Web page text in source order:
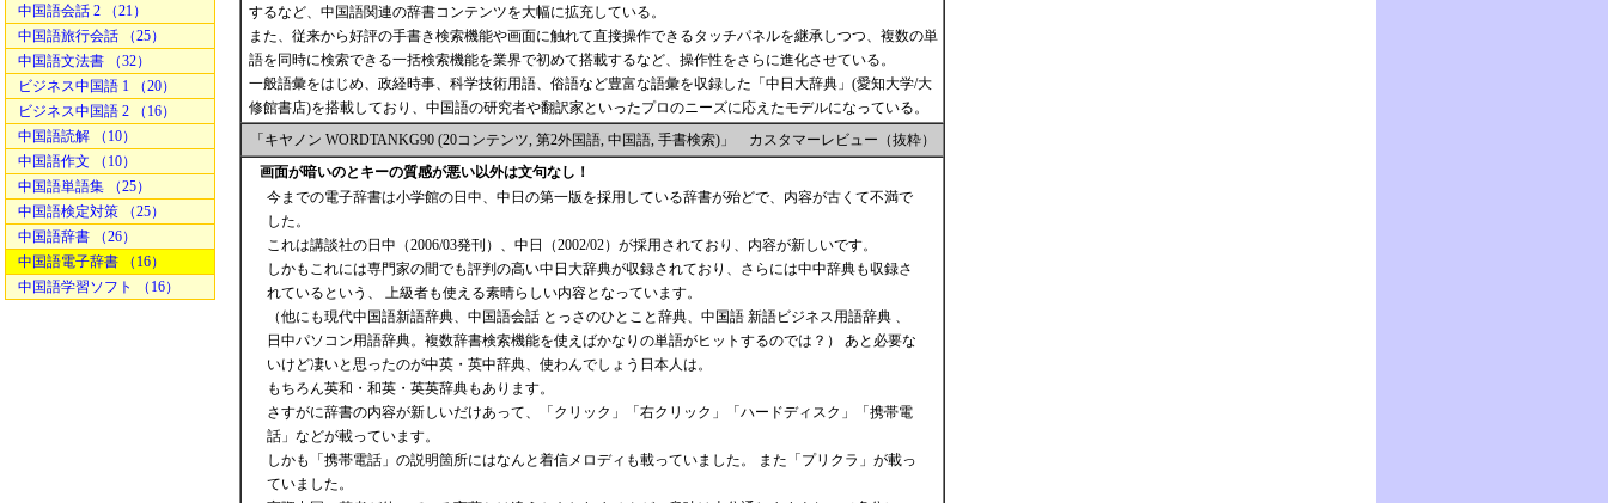
中国語会話 2 （21）
中国語旅行会話 （25）
中国語文法書 （32）
ビジネス中国語 1 （20）
ビジネス中国語 2 （16）
中国語読解 （10）
中国語作文 （10）
中国語単語集 （25）
中国語検定対策 （25）
中国語辞書 （26）
中国語電子辞書 （16）
中国語学習ソフト （16）
するなど、中国語関連の辞書コンテンツを大幅に拡充している。
また、従来から好評の手書き検索機能や画面に触れて直接操作できるタッチパネルを継承しつつ、複数の単
語を同時に検索できる一括検索機能を業界で初めて搭載するなど、操作性をさらに進化させている。
一般語彙をはじめ、政経時事、科学技術用語、俗語など豊富な語彙を収録した「中日大辞典」(愛知大学/大
修館書店)を搭載しており、中国語の研究者や翻訳家といったプロのニーズに応えたモデルになっている。
「キヤノン WORDTANKG90 (20コンテンツ, 第2外国語, 中国語, 手書検索)」 カスタマーレビュー（抜粋）
画面が暗いのとキーの質感が悪い以外は文句なし！
今までの電子辞書は小学館の日中、中日の第一版を採用している辞書が殆どで、内容が古くて不満で
した。
これは講談社の日中（2006/03発刊）、中日（2002/02）が採用されており、内容が新しいです。
しかもこれには専門家の間でも評判の高い中日大辞典が収録されており、さらには中中辞典も収録さ
れているという、 上級者も使える素晴らしい内容となっています。
（他にも現代中国語新語辞典、中国語会話 とっさのひとこと辞典、中国語 新語ビジネス用語辞典 、
日中パソコン用語辞典。複数辞書検索機能を使えばかなりの単語がヒットするのでは？） あと必要な
いけど凄いと思ったのが中英・英中辞典、使わんでしょう日本人は。
もちろん英和・和英・英英辞典もあります。
さすがに辞書の内容が新しいだけあって、「クリック」「右クリック」「ハードディスク」「携帯電
話」などが載っています。
しかも「携帯電話」の説明箇所にはなんと着信メロディも載っていました。 また「プリクラ」が載っ
ていました。